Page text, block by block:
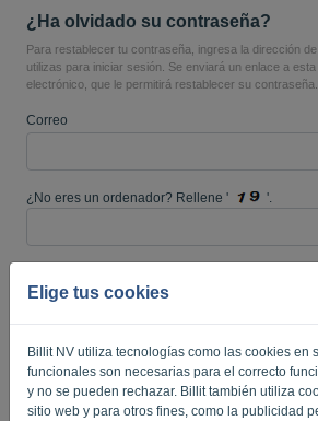
Elige tus cookies
Billit NV utiliza tecnologías como las cookies en
funcionales son necesarias para el correcto
y no se pueden rechazar. Billit también utiliza
sitio web y para otros fines, como la publicidad
¿Ha olvidado su contraseña?
Para restablecer tu contraseña, ingresa la dirección
utilizas para iniciar sesión. Se enviará un enlace a
electrónico, que le permitirá restablecer su contraseña.
Correo
¿No eres un ordenador? Rellene ' '.
Privacy Policy -Terms of Service.